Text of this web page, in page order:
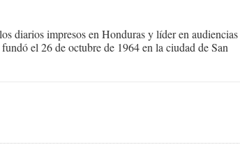
diarios impresos en Honduras y líder en audiencias
el 26 de octubre de 1964 en la ciudad de San